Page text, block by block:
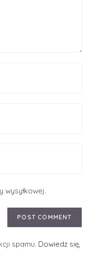
wysyłkowej.
spamu. Dowiedz się,